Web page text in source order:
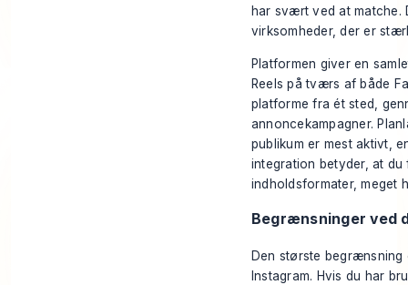
har svært ved at matche.
virksomheder, der er
Platformen giver en
Reels på tværs af både
platforme fra ét sted,
annoncekampagner.
publikum er mest aktivt,
integration betyder, at
indholdsformater, meget
Begrænsninger ved
Den største
Instagram. Hvis du har